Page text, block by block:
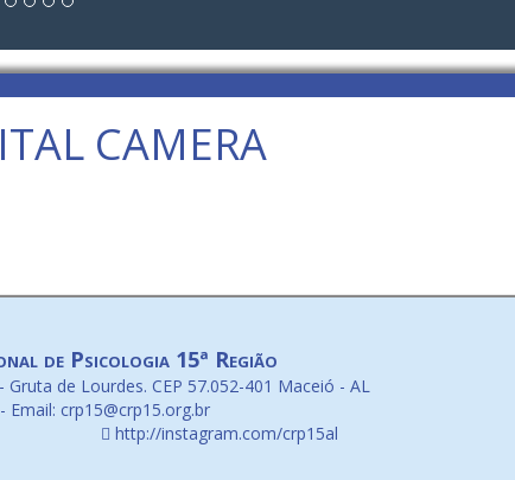
CAMERA
de Psicologia 15ª Região
de Lourdes. CEP 57.052-401 Maceió - AL
Email: crp15@crp15.org.br
http://instagram.com/crp15al